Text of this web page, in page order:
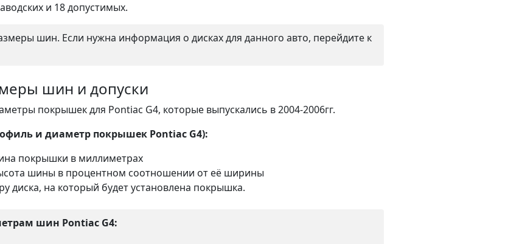
и 18 допустимых.
шин. Если нужна информация о дисках для данного авто, перейдите к
шин и допуски
покрышек для Pontiac G4, которые выпускались в 2004-2006гг.
и диаметр покрышек Pontiac G4):
покрышки в миллиметрах
шины в процентном соотношении от её ширины
диска, на который будет установлена покрышка.
шин Pontiac G4: